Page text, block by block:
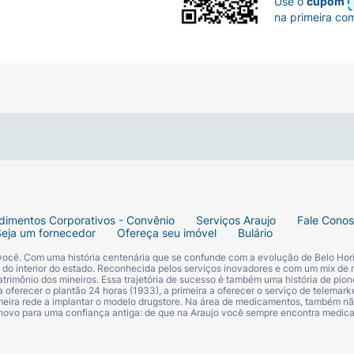
Corporativos - Convênio Serviços Araujo
Fale
um fornecedor
Ofereça seu imóvel Bulário
Com uma história centenária que se confunde com a evolução de Belo
interior do estado. Reconhecida pelos serviços inovadores e com um mix de
dos mineiros. Essa trajetória de sucesso é também uma história de
o plantão 24 horas (1933), a primeira a oferecer o serviço de
rede a implantar o modelo drugstore. Na área de medicamentos, também
para uma confiança antiga: de que na Araujo você sempre encontra
na primeira